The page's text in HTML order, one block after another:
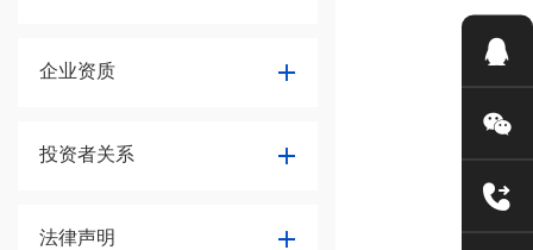
企业资质
投资者关系
法律声明